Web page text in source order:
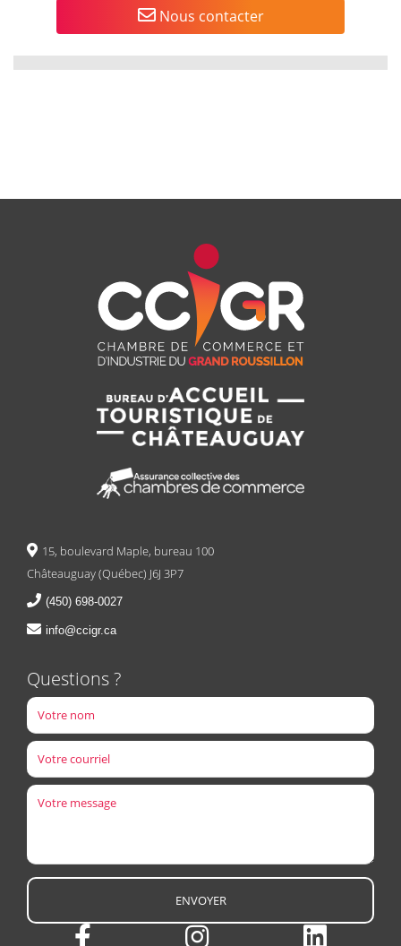
Nous contacter
15, boulevard Maple, bureau 100
Châteauguay (Québec) J6J 3P7
(450) 698-0027
info@ccigr.ca
Questions ?